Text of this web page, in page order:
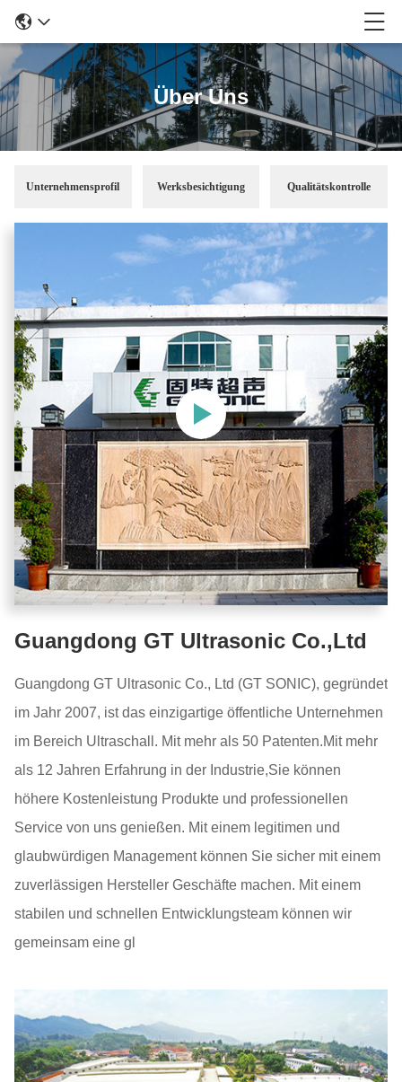
Über Uns
Unternehmensprofil Werksbesichtigung Qualitätskontrolle
Guangdong GT Ultrasonic Co.,Ltd
Guangdong GT Ultrasonic Co., Ltd (GT SONIC), gegründet
im Jahr 2007, ist das einzigartige öffentliche Unternehmen
im Bereich Ultraschall. Mit mehr als 50 Patenten.Mit mehr
als 12 Jahren Erfahrung in der Industrie,Sie können
höhere Kostenleistung Produkte und professionellen
Service von uns genießen. Mit einem legitimen und
glaubwürdigen Management können Sie sicher mit einem
zuverlässigen Hersteller Geschäfte machen. Mit einem
stabilen und schnellen Entwicklungsteam können wir
gemeinsam eine gl